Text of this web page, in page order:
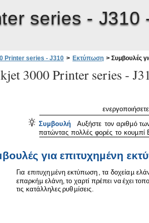
series - J310
Printer series - J310 > Εκτύπωση > Συμβουλές
3000 Printer series -
ενεργοποιήσετε
Συµβουλή Αυξήστε τον αριθµό
πατώντας πολλές φορές το κουµπί
βουλές για επιτυχηµένη
Για επιτυχηµένη εκτύπωση , τα δοχείαµ
επαρκήµ ελάνη, το χαρτί πρέπει να έχει
τις κατάλληλες ρυθµίσεις.